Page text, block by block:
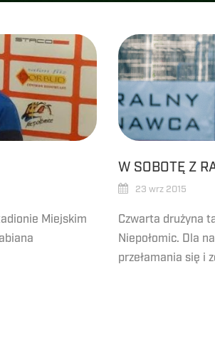
Miejskim
W SOBOTĘ Z
23 wrz 2015
Czwarta drużyna
Niepołomic. Dla
przełamania się i